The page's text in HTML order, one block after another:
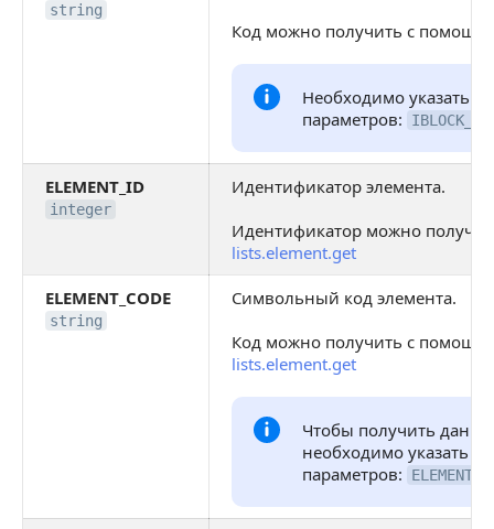
string
Код можно получить с
Необходимо указать
параметров:
IBLOCK_ID
ELEMENT_ID
integer
Идентификатор элемента.
Идентификатор можно
lists.element.get
ELEMENT_CODE
string
Символьный код элемента.
Код можно получить с
lists.element.get
Чтобы получить
необходимо указать
параметров: